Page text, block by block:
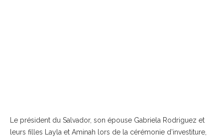
Le président du Salvador, son épouse Gabriela Rodriguez et
leurs filles Layla et Aminah lors de la cérémonie d’investiture,